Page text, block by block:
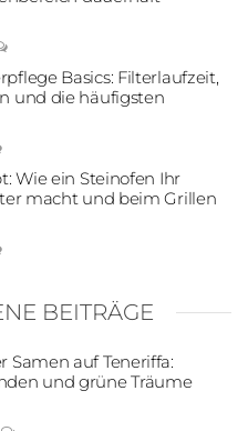
Basics: Filterlaufzeit,
und die häufigsten
Wie ein Steinofen Ihr
macht und beim Grillen
BEITRÄGE
Samen auf Teneriffa:
und grüne Träume